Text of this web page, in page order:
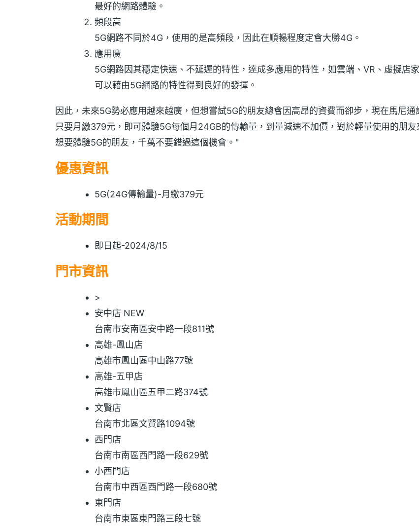
最好的網路體驗。
頻段高
5G網路不同於4G，使用的是高頻段，因此在順暢程度定會大勝4G。
應用廣
5G網路因其穩定快速、不延遲的特性，達成多應用的特性，如雲端、VR、虛擬店
可以藉由5G網路的特性得到良好的發揮。
因此，未來5G勢必應用越來越廣，但想嘗試5G的朋友總會因高昂的資費而卻步，現在馬尼通
只要月繳379元，即可體驗5G每個月24GB的傳輸量，到量減速不加價，對於輕量使用的朋
想要體驗5G的朋友，千萬不要錯過這個機會。"
優惠資訊
5G(24G傳輸量)-月繳379元
活動期間
即日起-2024/8/15
門市資訊
>
安中店 NEW
台南市安南區安中路一段811號
高雄-鳳山店
高雄市鳳山區中山路77號
高雄-五甲店
高雄市鳳山區五甲二路374號
文賢店
台南市北區文賢路1094號
西門店
台南市南區西門路一段629號
小西門店
台南市中西區西門路一段680號
東門店
台南市東區東門路三段七號